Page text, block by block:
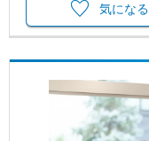
気になる